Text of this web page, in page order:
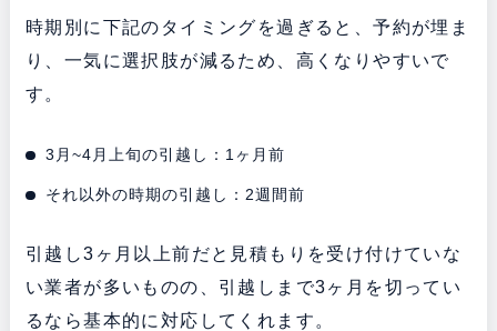
時期別に下記のタイミングを過ぎると、予約が埋ま
り、一気に選択肢が減るため、高くなりやすいで
す。
3月~4月上旬の引越し：1ヶ月前
それ以外の時期の引越し：2週間前
引越し3ヶ月以上前だと見積もりを受け付けていな
い業者が多いものの、引越しまで3ヶ月を切ってい
るなら基本的に対応してくれます。